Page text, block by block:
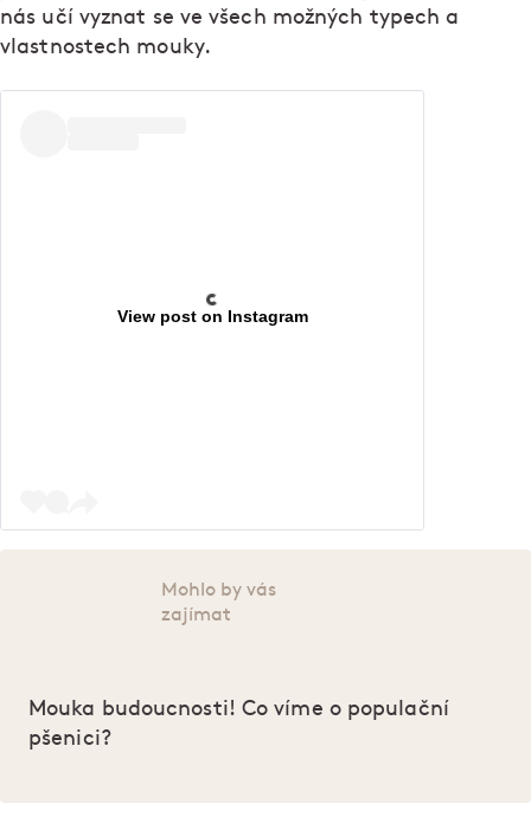
nás učí vyznat se ve všech možných typech a
vlastnostech mouky.
View post on Instagram
Mohlo by vás
zajímat
Mouka budoucnosti! Co víme o populační
pšenici?